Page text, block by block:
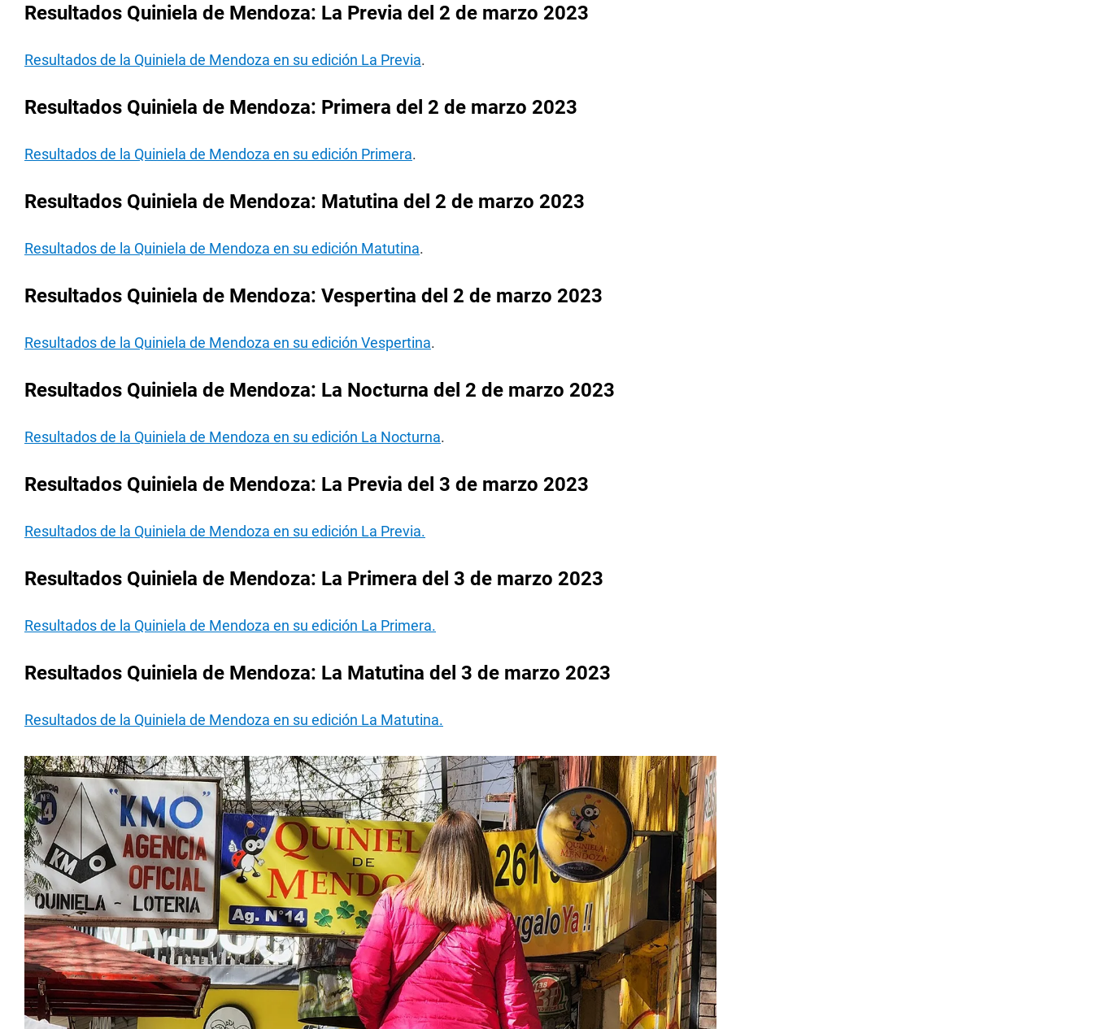
Resultados Quiniela de Mendoza: La Previa del 2 de marzo 2023
Resultados de la Quiniela de Mendoza en su edición La Previa.
Resultados Quiniela de Mendoza: Primera del 2 de marzo 2023
Resultados de la Quiniela de Mendoza en su edición Primera.
Resultados Quiniela de Mendoza: Matutina del 2 de marzo 2023
Resultados de la Quiniela de Mendoza en su edición Matutina.
Resultados Quiniela de Mendoza: Vespertina del 2 de marzo 2023
Resultados de la Quiniela de Mendoza en su edición Vespertina.
Resultados Quiniela de Mendoza: La Nocturna del 2 de marzo 2023
Resultados de la Quiniela de Mendoza en su edición La Nocturna.
Resultados Quiniela de Mendoza: La Previa del 3 de marzo 2023
Resultados de la Quiniela de Mendoza en su edición La Previa.
Resultados Quiniela de Mendoza: La Primera del 3 de marzo 2023
Resultados de la Quiniela de Mendoza en su edición La Primera.
Resultados Quiniela de Mendoza: La Matutina del 3 de marzo 2023
Resultados de la Quiniela de Mendoza en su edición La Matutina.